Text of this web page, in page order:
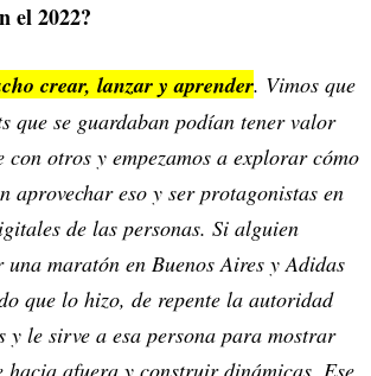
el 2022?
crear, lanzar y aprender. Vimos que
que se guardaban podían tener valor
otros y empezamos a explorar cómo
aprovechar eso y ser protagonistas en
de las personas. Si alguien
maratón en Buenos Aires y Adidas
que lo hizo, de repente la autoridad
y le sirve a esa persona para mostrar